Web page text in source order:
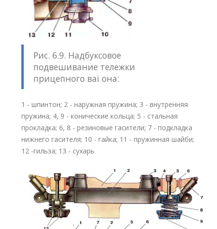
Рис. 6.9. Надбуксовое
подвешивание тележки
прицепного ваі она:
1 - шпинтон; 2 - наружная пружина; 3 - внутренняя
пружина; 4, 9 - конические кольца; 5 - стальная
прокладка; 6, 8 - резиновые гасители; 7 - подкладка
нижнего гасителя; 10 - гайка; 11 - пружинная шайби;
12 -гильза; 13 - сухарь